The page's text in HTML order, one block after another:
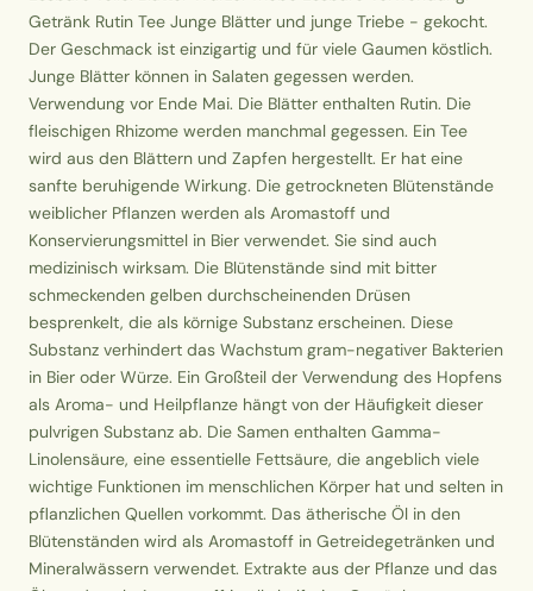
Getränk Rutin Tee Junge Blätter und junge Triebe - gekocht.
Der Geschmack ist einzigartig und für viele Gaumen köstlich.
Junge Blätter können in Salaten gegessen werden.
Verwendung vor Ende Mai. Die Blätter enthalten Rutin. Die
fleischigen Rhizome werden manchmal gegessen. Ein Tee
wird aus den Blättern und Zapfen hergestellt. Er hat eine
sanfte beruhigende Wirkung. Die getrockneten Blütenstände
weiblicher Pflanzen werden als Aromastoff und
Konservierungsmittel in Bier verwendet. Sie sind auch
medizinisch wirksam. Die Blütenstände sind mit bitter
schmeckenden gelben durchscheinenden Drüsen
besprenkelt, die als körnige Substanz erscheinen. Diese
Substanz verhindert das Wachstum gram-negativer Bakterien
in Bier oder Würze. Ein Großteil der Verwendung des Hopfens
als Aroma- und Heilpflanze hängt von der Häufigkeit dieser
pulvrigen Substanz ab. Die Samen enthalten Gamma-
Linolensäure, eine essentielle Fettsäure, die angeblich viele
wichtige Funktionen im menschlichen Körper hat und selten in
pflanzlichen Quellen vorkommt. Das ätherische Öl in den
Blütenständen wird als Aromastoff in Getreidegetränken und
Mineralwässern verwendet. Extrakte aus der Pflanze und das